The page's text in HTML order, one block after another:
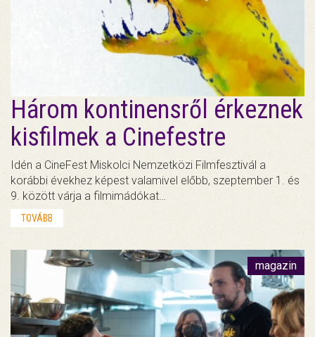
Három kontinensről érkeznek
kisfilmek a Cinefestre
Idén a CineFest Miskolci Nemzetközi Filmfesztivál a
korábbi évekhez képest valamivel előbb, szeptember 1. és
9. között várja a filmimádókat…
TOVÁBB
magazin